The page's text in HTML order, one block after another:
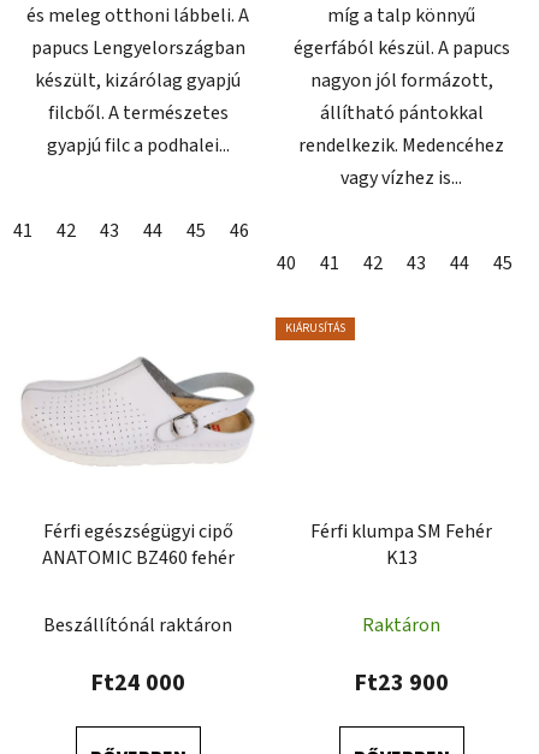
és meleg otthoni lábbeli. A
papucs Lengyelországban
készült, kizárólag gyapjú
filcből. A természetes
gyapjú filc a podhalei...
41 42 43 44 45 46
míg a talp könnyű
égerfából készül. A papucs
nagyon jól formázott,
állítható pántokkal
rendelkezik. Medencéhez
vagy vízhez is...
40 41 42 43 44 45
Férfi egészségügyi cipő
ANATOMIC BZ460 fehér
Beszállítónál raktáron
Ft24 000
KIÁRUSÍTÁS
Férfi klumpa SM Fehér
K13
Raktáron
Ft23 900